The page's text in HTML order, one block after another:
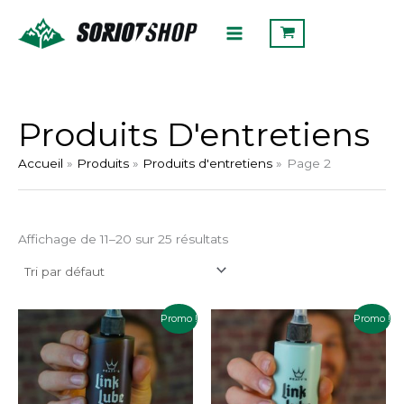
contenu
Produits D'entretiens
Accueil Produits Produits d'entretiens Page 2
Affichage de 11–20 sur 25 résultats
Promo !
Plage
prix :
10.00€
à
11.99€
Ce
produit
a
plusieurs
variations.
Promo !
Plage
de
prix :
9.99€
à
11.99€
Ce
produit
plusieurs
variations.